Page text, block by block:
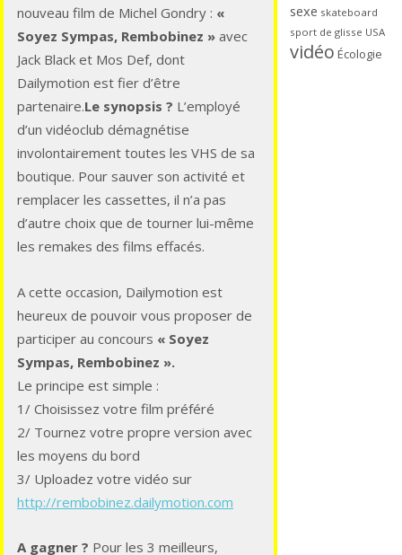
nouveau film de Michel Gondry : «
Soyez Sympas, Rembobinez » avec
Jack Black et Mos Def, dont
Dailymotion est fier d’être
partenaire.Le synopsis ? L’employé
d’un vidéoclub démagnétise
involontairement toutes les VHS de sa
boutique. Pour sauver son activité et
remplacer les cassettes, il n’a pas
d’autre choix que de tourner lui-même
les remakes des films effacés.
A cette occasion, Dailymotion est
heureux de pouvoir vous proposer de
participer au concours « Soyez
Sympas, Rembobinez ».
Le principe est simple :
1/ Choisissez votre film préféré
2/ Tournez votre propre version avec
les moyens du bord
3/ Uploadez votre vidéo sur
http://rembobinez.dailymotion.com
A gagner ? Pour les 3 meilleurs,
sexe skateboard
sport de glisse USA
vidéo Écologie